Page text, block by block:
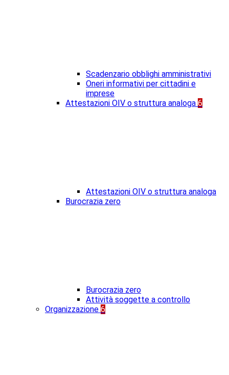
Scadenzario obblighi amministrativi
Oneri informativi per cittadini e
imprese
Attestazioni OIV o struttura analoga 6
Attestazioni OIV o struttura analoga
Burocrazia zero
Burocrazia zero
Attività soggette a controllo
Organizzazione 6